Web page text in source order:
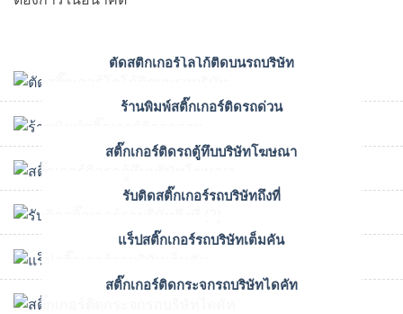
ตัดสติ๊กเกอร์โลโก้ติดบนรถบริษัท
ร้านพิมพ์สติ๊กเกอร์ติดรถด่วน
สติ๊กเกอร์ติดรถตู้ทึบบริษัทโฆษณา
รับติดสติ๊กเกอร์รถบริษัทถึงที่
แร็ปสติ๊กเกอร์รถบริษัทเต็มคัน
สติ๊กเกอร์ติดกระจกรถบริษัทไดคัท